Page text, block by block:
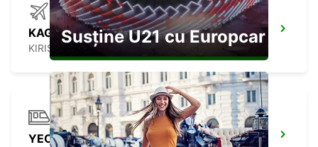
KAGOSHIMA AIRPORT
KIRISHIMA - JAPAN
YEOSU EXPO STATION
Susține U21 cu Europcar